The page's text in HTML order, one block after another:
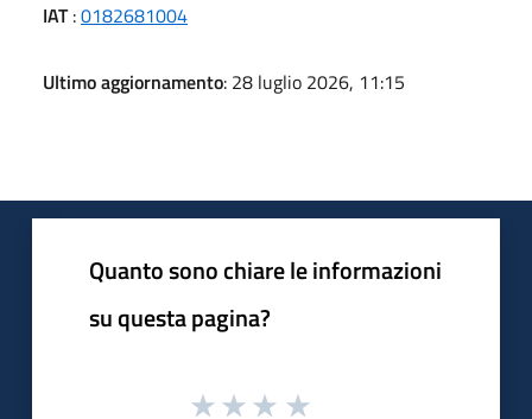
IAT:0182681004
Ultimo aggiornamento: 28 luglio 2026, 11:15
Quanto sono chiare le informazioni
su questa pagina?